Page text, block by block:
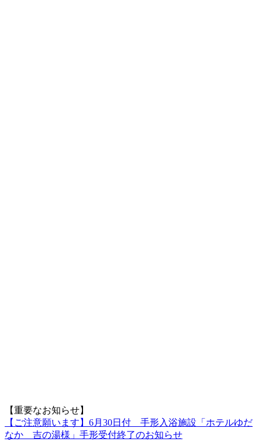
【重要なお知らせ】
【ご注意願います】6月30日付 手形入浴施設「ホテルゆだ
なか 吉の湯様」手形受付終了のお知らせ